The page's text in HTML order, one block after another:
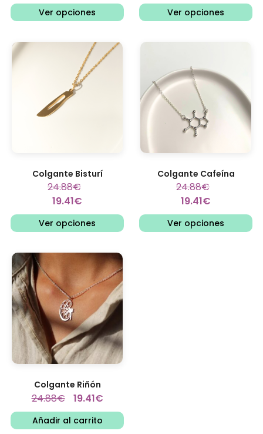
Ver opciones Ver opciones
Colgante Bisturí
24.88€
19.41€
Ver opciones
Colgante Cafeína
24.88€
19.41€
Ver opciones
Colgante Riñón
24.88€ 19.41€
Añadir al carrito